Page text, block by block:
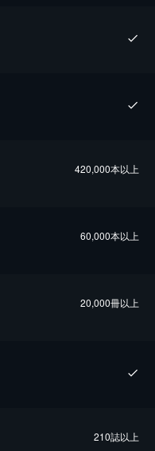
420,000本以上
60,000本以上
20,000冊以上
210誌以上